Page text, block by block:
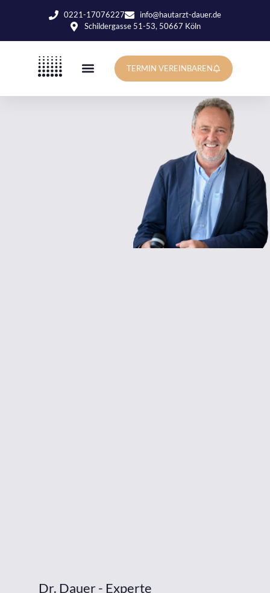
0221-17076227
info@hautarzt-dauer.de
Schildergasse 51-53, 50667 Köln
TERMIN VEREINBAREN
Dr. Dauer - Experte